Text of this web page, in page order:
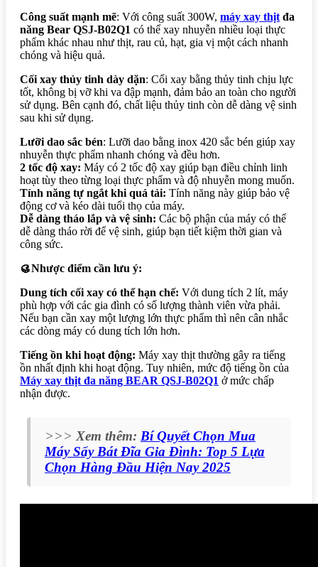
Công suất mạnh mẽ: Với công suất 300W, máy xay thịt đa
năng Bear QSJ-B02Q1 có thể xay nhuyễn nhiều loại thực
phẩm khác nhau như thịt, rau củ, hạt, gia vị một cách nhanh
chóng và hiệu quả.
Cối xay thủy tinh dày dặn: Cối xay bằng thủy tinh chịu lực
tốt, không bị vỡ khi va đập mạnh, đảm bảo an toàn cho người
sử dụng. Bên cạnh đó, chất liệu thủy tinh còn dễ dàng vệ sinh
sau khi sử dụng.
Lưỡi dao sắc bén: Lưỡi dao bằng inox 420 sắc bén giúp xay
nhuyễn thực phẩm nhanh chóng và đều hơn.
2 tốc độ xay: Máy có 2 tốc độ xay giúp bạn điều chỉnh linh
hoạt tùy theo từng loại thực phẩm và độ nhuyễn mong muốn.
Tính năng tự ngắt khi quá tải: Tính năng này giúp bảo vệ
động cơ và kéo dài tuổi thọ của máy.
Dễ dàng tháo lắp và vệ sinh: Các bộ phận của máy có thể
dễ dàng tháo rời để vệ sinh, giúp bạn tiết kiệm thời gian và
công sức.
🥮Nhược điểm cần lưu ý:
Dung tích cối xay có thể hạn chế: Với dung tích 2 lít, máy
phù hợp với các gia đình có số lượng thành viên vừa phải.
Nếu bạn cần xay một lượng lớn thực phẩm thì nên cân nhắc
các dòng máy có dung tích lớn hơn.
Tiếng ồn khi hoạt động: Máy xay thịt thường gây ra tiếng
ồn nhất định khi hoạt động. Tuy nhiên, mức độ tiếng ồn của
Máy xay thịt đa năng BEAR QSJ-B02Q1 ở mức chấp
nhận được.
>>> Xem thêm: Bí Quyết Chọn Mua
Máy Sấy Bát Đĩa Gia Đình: Top 5 Lựa
Chọn Hàng Đầu Hiện Nay 2025